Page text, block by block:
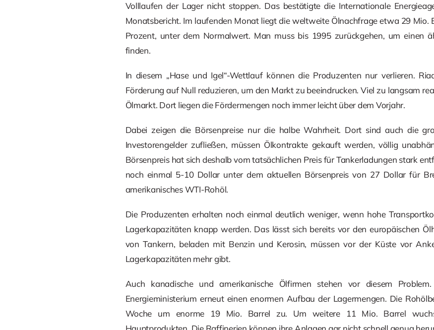
Volllaufen der Lager nicht stoppen. Das bestätigte die Internationale
Monatsbericht. Im laufenden Monat liegt die weltweite Ölnachfrage etwa 29 Mio.
Prozent, unter dem Normalwert. Man muss bis 1995 zurückgehen, um einen
finden.
In diesem „Hase und Igel“-Wettlauf können die Produzenten nur verlieren.
Förderung auf Null reduzieren, um den Markt zu beeindrucken. Viel zu langsam
Ölmarkt. Dort liegen die Fördermengen noch immer leicht über dem Vorjahr.
Dabei zeigen die Börsenpreise nur die halbe Wahrheit. Dort sind auch die
Investorengelder zufließen, müssen Ölkontrakte gekauft werden, völlig
Börsenpreis hat sich deshalb vom tatsächlichen Preis für Tankerladungen stark
noch einmal 5-10 Dollar unter dem aktuellen Börsenpreis von 27 Dollar für
amerikanisches WTI-Rohöl.
Die Produzenten erhalten noch einmal deutlich weniger, wenn hohe
Lagerkapazitäten knapp werden. Das lässt sich bereits vor den europäischen
von Tankern, beladen mit Benzin und Kerosin, müssen vor der Küste vor
Lagerkapazitäten mehr gibt.
Auch kanadische und amerikanische Ölfirmen stehen vor diesem
Energieministerium erneut einen enormen Aufbau der Lagermengen. Die
Woche um enorme 19 Mio. Barrel zu. Um weitere 11 Mio. Barrel